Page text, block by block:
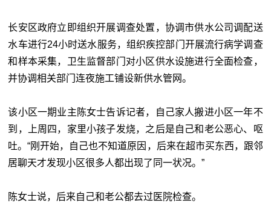
长安区政府立即组织开展调查处置，协调市供水公司调配送
水车进行24小时送水服务，组织疾控部门开展流行病学调查
和样本采集，卫生监督部门对小区供水设施进行全面检查，
并协调相关部门连夜施工铺设新供水管网。
该小区一期业主陈女士告诉记者，自己家人搬进小区一年不
到，上周四，家里小孩子发烧，之后是自己和老公恶心、呕
吐。“刚开始，自己也不知道原因，后来在超市买东西，跟邻
居聊天才发现小区很多人都出现了同一状况。”
陈女士说，后来自己和老公都去过医院检查。